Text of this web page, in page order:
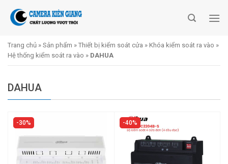
Trang chủ » Sản phẩm » Thiết bị kiểm soát cửa » Khóa kiểm soát ra vào »
Hệ thống kiểm soát ra vào » DAHUA
DAHUA
30% 40%